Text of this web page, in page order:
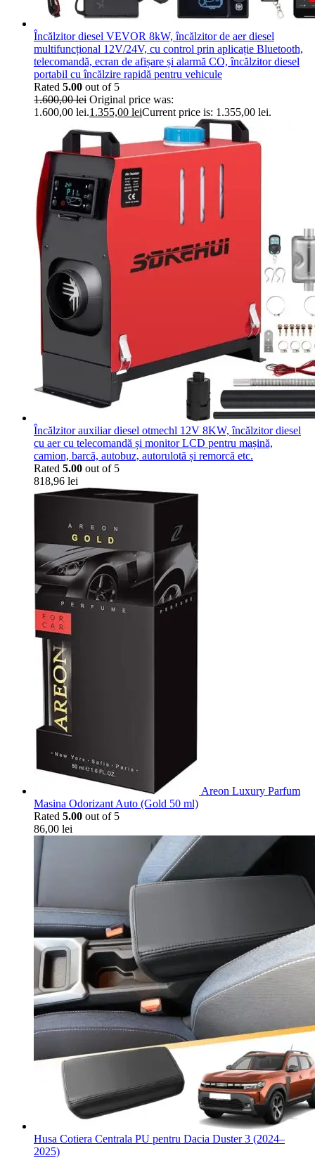
Încălzitor diesel VEVOR 8kW, încălzitor de aer diesel
multifuncțional 12V/24V, cu control prin aplicație Bluetooth,
telecomandă, ecran de afișare și alarmă CO, încălzitor diesel
portabil cu încălzire rapidă pentru vehicule
Rated 5.00 out of 5
1.600,00lei Original price was:
1.600,00 lei.1.355,00 leiCurrent price is: 1.355,00 lei.
Încălzitor auxiliar diesel otmechl 12V 8KW, încălzitor diesel
cu aer cu telecomandă și monitor LCD pentru mașină,
camion, barcă, autobuz, autorulotă și remorcă etc.
Rated 5.00 out of 5
818,96 lei
Areon Luxury Parfum
Masina Odorizant Auto (Gold 50 ml)
Rated 5.00 out of 5
86,00 lei
Husa Cotiera Centrala PU pentru Dacia Duster 3 (2024–
2025)